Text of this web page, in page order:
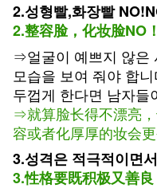
2.성형빨,화장빨
2.整容脸，化妆脸NO
⇒얼굴이 예쁘지 않은
모습을 보여 줘야 합
두껍게 한다면 남자들
⇒就算脸长得不漂亮
容或者化厚厚的妆会更
3.성격은 적극적이면
3.性格要既积极又善良